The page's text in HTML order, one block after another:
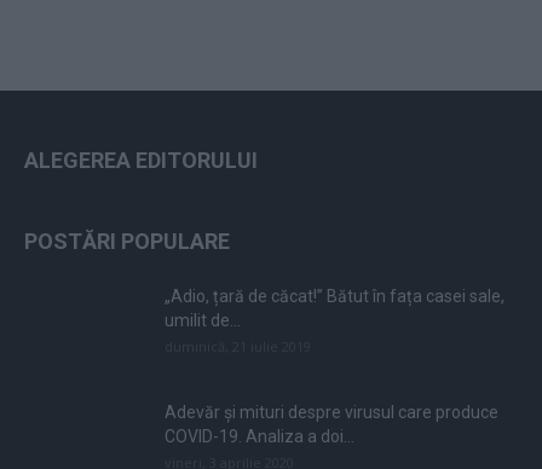
ALEGEREA EDITORULUI
POSTĂRI POPULARE
„Adio, țară de căcat!” Bătut în fața casei sale,
umilit de...
Adevăr și mituri despre virusul care produce
COVID-19. Analiza a doi...